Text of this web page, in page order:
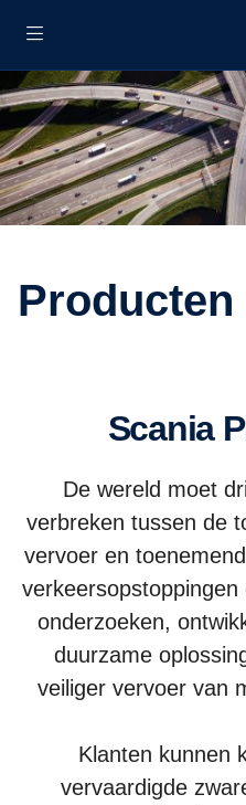
Producten
Scania
De wereld moet
verbreken tussen de
vervoer en
onderzoeken,
duurzame
veiliger vervoer van
Klanten kunnen
vervaardigde